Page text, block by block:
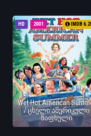
HD 2001 IMDB
Wet Hot American
/ ცხელი ამერიკული
ზაფხული